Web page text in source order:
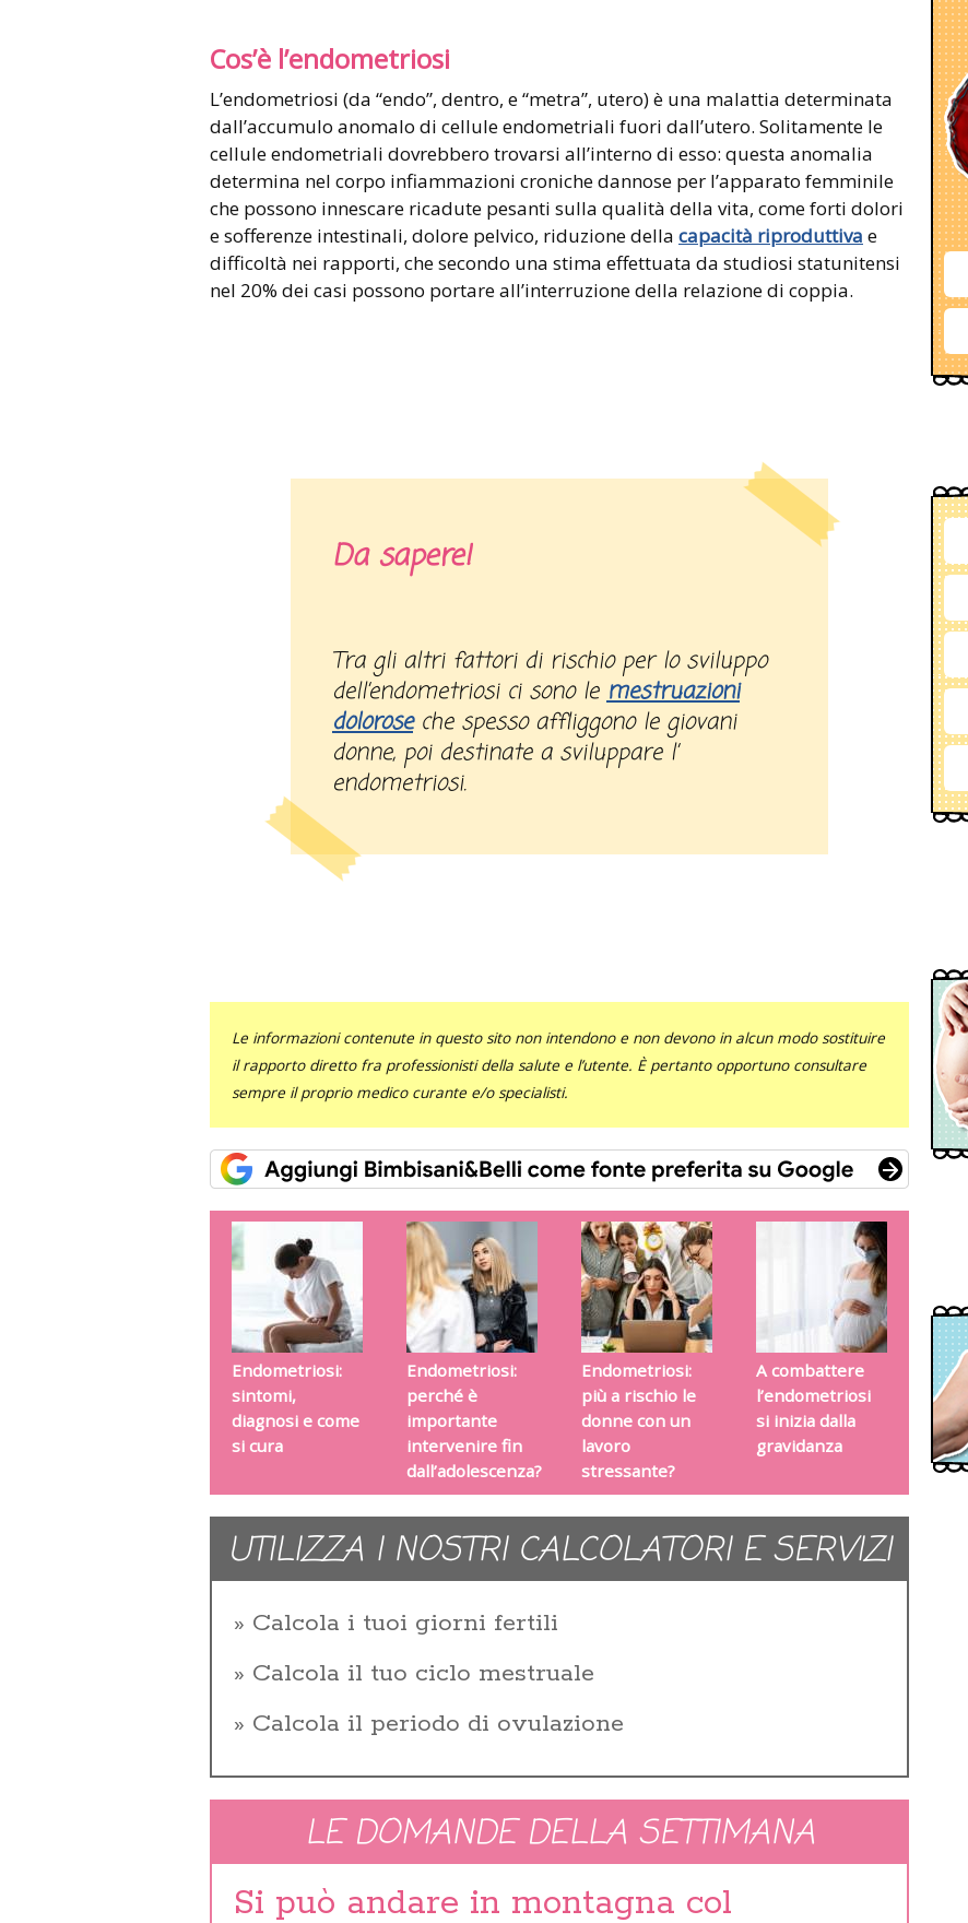
Cos’è l’endometriosi
L’endometriosi (da “endo”, dentro, e “metra”, utero) è una malattia determinata
dall’accumulo anomalo di cellule endometriali fuori dall’utero. Solitamente le
cellule endometriali dovrebbero trovarsi all’interno di esso: questa anomalia
determina nel corpo infiammazioni croniche dannose per l’apparato femminile
che possono innescare ricadute pesanti sulla qualità della vita, come forti dolori
e sofferenze intestinali, dolore pelvico, riduzione della capacità riproduttiva e
difficoltà nei rapporti, che secondo una stima effettuata da studiosi statunitensi
nel 20% dei casi possono portare all’interruzione della relazione di coppia.
Da sapere!
Tra gli altri fattori di rischio per lo sviluppo
dell’endometriosi ci sono lemestruazioni
doloroseche spesso affliggono le giovani
donne, poi destinate a sviluppare l’
endometriosi.
Le informazioni contenute in questo sito non intendono e non devono in alcun modo sostituire
il rapporto diretto fra professionisti della salute e l’utente. È pertanto opportuno consultare
sempre il proprio medico curante e/o specialisti.
Endometriosi:
sintomi,
diagnosi e come
si cura
Endometriosi:
perché è
importante
intervenire fin
dall’adolescenza?
Endometriosi:
più a rischio le
donne con un
lavoro
stressante?
A combattere
l’endometriosi
si inizia dalla
gravidanza
UTILIZZA I NOSTRI CALCOLATORI E SERVIZI
Calcola i tuoi giorni fertili
Calcola il tuo ciclo mestruale
Calcola il periodo di ovulazione
LE DOMANDE DELLA SETTIMANA
Si può andare in montagna col